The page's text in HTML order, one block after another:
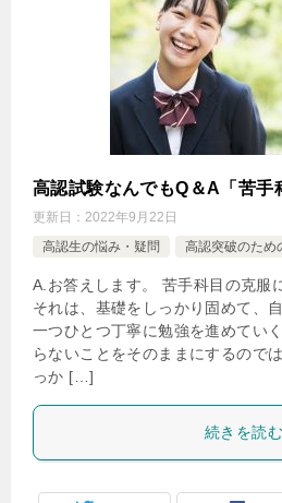
高認試験なんでもQ＆A「苦手
更新日： 2022年9月22日
高認生の悩み・疑問
高認突破のため
A.お答えします。 苦手科目の克服
それは、基礎をしっかり固めて、
一つひとつ丁寧に勉強を進めてい
らないことをそのままにするので
っか […]
続きを読む